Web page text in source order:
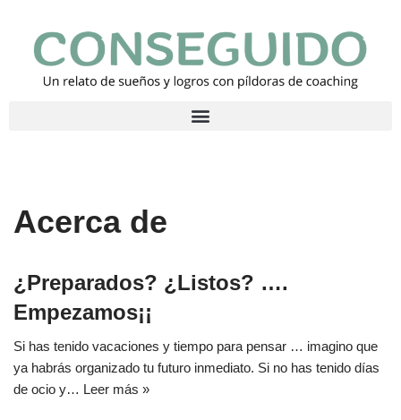
Saltar
contenido
Acerca de
¿Preparados? ¿Listos? ….
Empezamos¡¡
Si has tenido vacaciones y tiempo para pensar … imagino que
ya habrás organizado tu futuro inmediato. Si no has tenido días
de ocio y… Leer más »